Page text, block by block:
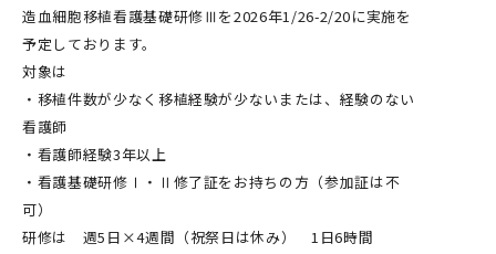
造血細胞移植看護基礎研修Ⅲを2026年1/26-2/20に実施を
予定しております。
対象は
・移植件数が少なく移植経験が少ないまたは、経験のない
看護師
・看護師経験3年以上
・看護基礎研修Ⅰ・Ⅱ修了証をお持ちの方（参加証は不
可）
研修は 週5日×4週間（祝祭日は休み） 1日6時間